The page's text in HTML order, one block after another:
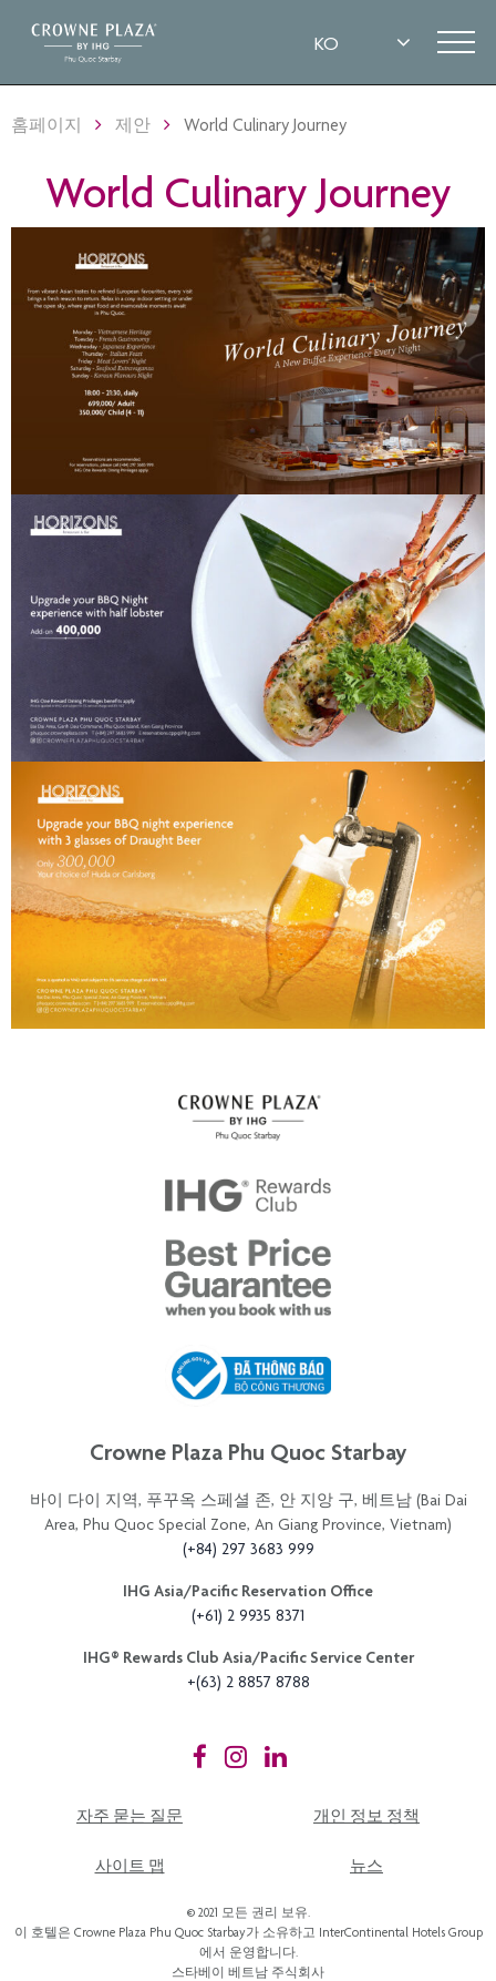
홈페이지 제안 World Culinary Journey
World Culinary Journey
Crowne Plaza Phu Quoc Starbay
바이 다이 지역, 푸꾸옥 스페셜 존, 안 지앙 구, 베트남 (Bai Dai
Area, Phu Quoc Special Zone, An Giang Province, Vietnam)
(+84) 297 3683 999
IHG Asia/Pacific Reservation Office
(+61) 2 9935 8371
IHG®️ Rewards Club Asia/Pacific Service Center
+(63) 2 8857 8788
자주 묻는 질문 개인 정보 정책
사이트 맵 뉴스
© 2021 모든 권리 보유.
이 호텔은 Crowne Plaza Phu Quoc Starbay가 소유하고 InterContinental Hotels Group
에서 운영합니다.
스타베이 베트남 주식회사